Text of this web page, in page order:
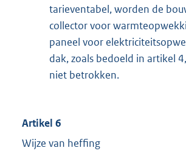
tarieventabel, worden de
collector voor
paneel voor
dak, zoals bedoeld in artikel
niet betrokken.
Artikel 6
Wijze van heffing